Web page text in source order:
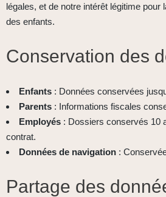
légales, et de notre intérêt légitime pour
des enfants.
Conservation des
Enfants : Données conservées
Parents : Informations fiscales
Employés : Dossiers conservés 10
contrat.
Données de navigation :
Partage des